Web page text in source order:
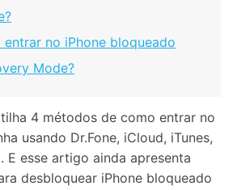
no iPhone bloqueado
Mode?
4 métodos de como entrar no
usando Dr.Fone, iCloud, iTunes,
E esse artigo ainda apresenta
desbloquear iPhone bloqueado